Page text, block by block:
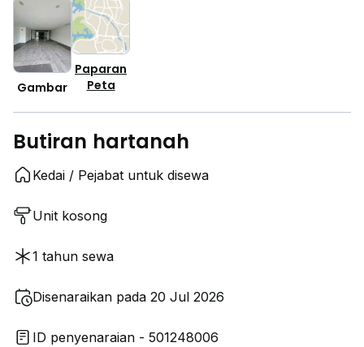
Gambar
Paparan
Peta
Butiran hartanah
Kedai / Pejabat untuk disewa
Unit kosong
1 tahun sewa
Disenaraikan pada 20 Jul 2026
ID penyenaraian - 501248006